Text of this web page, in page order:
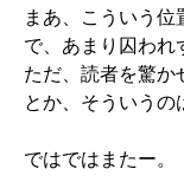
まあ、こういう
で、あまり囚われ
ただ、読者を驚か
とか、そういうの
ではではまたー。